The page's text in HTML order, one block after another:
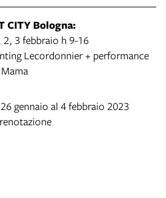
CITY Bologna:
3 febbraio h 9-16
Lecordonnier + performance
gennaio al 4 febbraio 2023